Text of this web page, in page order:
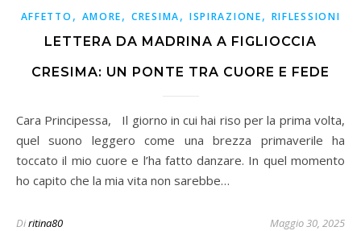
AFFETTO , AMORE,CRESIMA, ISPIRAZIONE, RIFLESSIONI
LETTERA DA MADRINA A FIGLIOCCIA
CRESIMA: UN PONTE TRA CUORE E FEDE
Cara Principessa, Il giorno in cui hai riso per la prima volta,
quel suono leggero come una brezza primaverile ha
toccato il mio cuore e l’ha fatto danzare. In quel momento
ho capito che la mia vita non sarebbe…
Diritina80 Maggio 30, 2025